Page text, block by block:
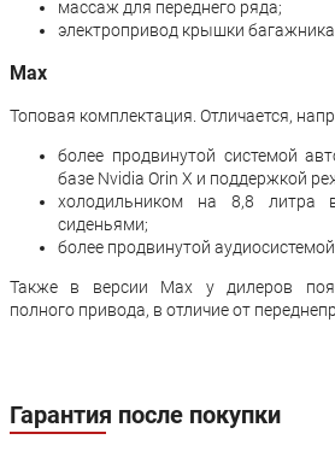
массаж для переднего ряда;
электропривод крышки багажника.
Max
Топовая комплектация. Отличается,
более продвинутой системой
базе Nvidia Orin X и поддержкой
холодильником на 8,8 литра
сиденьями;
более продвинутой
Также в версии Max у дилеров
полного привода, в отличие от
Гарантия после покупки